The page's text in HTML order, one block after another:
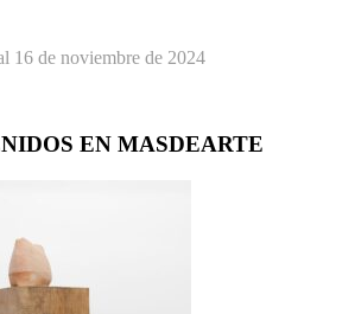
16 de noviembre de 2024
EN MASDEARTE